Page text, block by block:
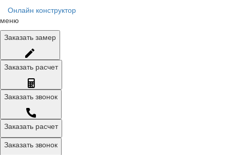
Онлайн конструктор
меню
Заказать замер
Заказать расчет
Заказать звонок
Заказать расчет
Заказать звонок